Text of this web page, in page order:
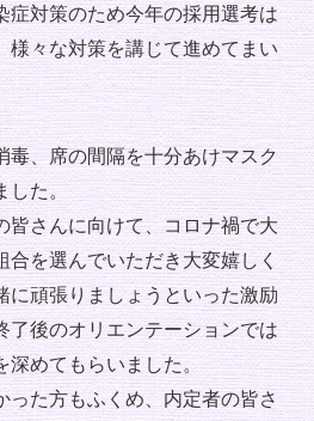
症対策のため今年の採用選考は
様々な対策を講じて進めてまい
毒、席の間隔を十分あけマスク
した。
皆さんに向けて、コロナ禍で大
を選んでいただき大変嬉しく
に頑張りましょうといった激励
了後のオリエンテーションでは
めてもらいました。
った方もふくめ、内定者の皆さ